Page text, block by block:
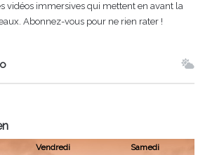
vidéos immersives qui mettent en avant la
Abonnez-vous pour ne rien rater !
Vendredi
Samedi